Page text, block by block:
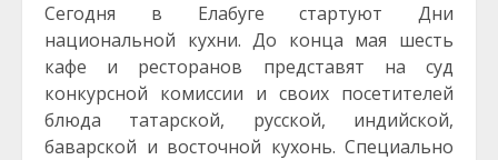
Сегодня в Елабуге стартуют Дни
национальной кухни. До конца мая шесть
кафе и ресторанов представят на суд
конкурсной комиссии и своих посетителей
блюда татарской, русской, индийской,
баварской и восточной кухонь. Специально